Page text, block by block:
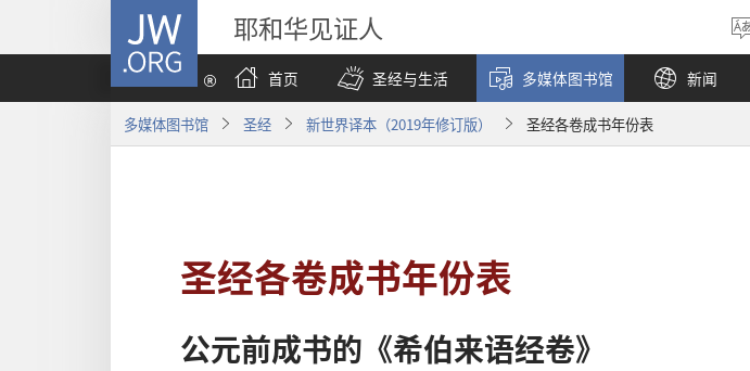
JW.ORG 耶和华见证人
首页
圣经与生活 多媒体图书馆 新闻
多媒体图书馆 圣经 新世界译本（2019年修订版） 圣经各卷成书年份表
圣经各卷成书年份表
公元前成书的 《希伯来语经卷》